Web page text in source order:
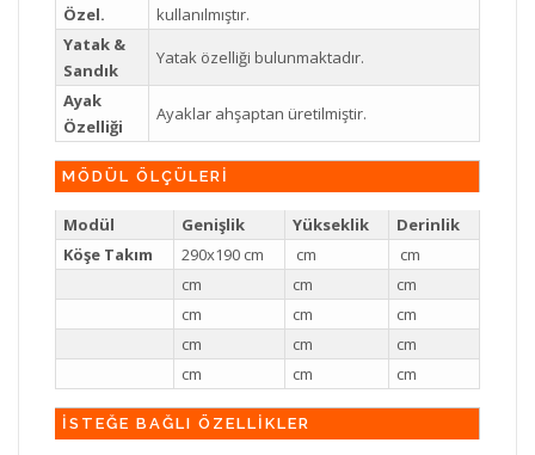
Özel.
kullanılmıştır.
Yatak &
Sandık
Yatak özelliği bulunmaktadır.
Ayak
Özelliği
Ayaklar ahşaptan üretilmiştir.
MÖDÜL ÖLÇÜLERİ
Modül Genişlik Yükseklik
Derinlik
Köşe Takım
290x190 cm cm
cm
cm
cm
cm
cm
cm
cm
cm
cm
cm
cm
cm cm
İSTEĞE BAĞLI ÖZELLİKLER